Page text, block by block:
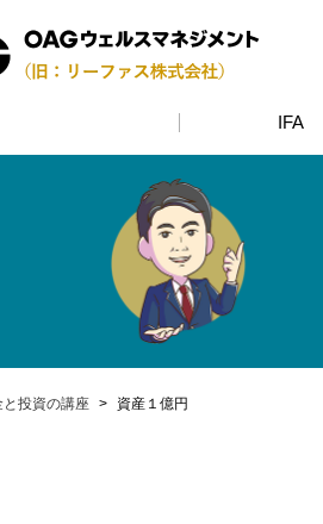
IFA
と投資の講座 > 資産１億円